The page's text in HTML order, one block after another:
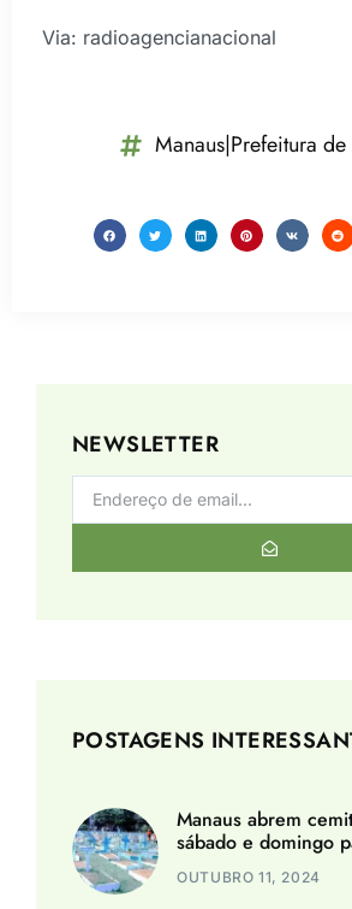
Via: radioagencianacional
Manaus|Prefeitura de
NEWSLETTER
POSTAGENS
Manaus abrem
sábado e domingo
OUTUBRO 11, 2024